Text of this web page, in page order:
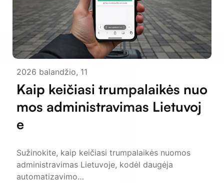
2026 balandžio, 11
Kaip keičiasi trumpalaikės nuo
mos administravimas Lietuvoj
e
Sužinokite, kaip keičiasi trumpalaikės nuomos
administravimas Lietuvoje, kodėl daugėja
automatizavimo…